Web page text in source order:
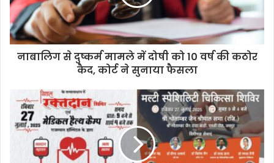
नाबालिग से दुष्कर्म मामले में दोषी को 10 वर्ष की कठोर
कैद, कोर्ट ने सुनाया फैसला